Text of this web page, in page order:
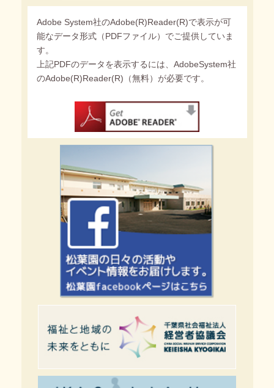
Adobe System社のAdobe(R)Reader(R)で表示が可
能なデータ形式（PDFファイル）でご提供していま
す。
上記PDFのデータを表示するには、AdobeSystem社
のAdobe(R)Reader(R)（無料）が必要です。